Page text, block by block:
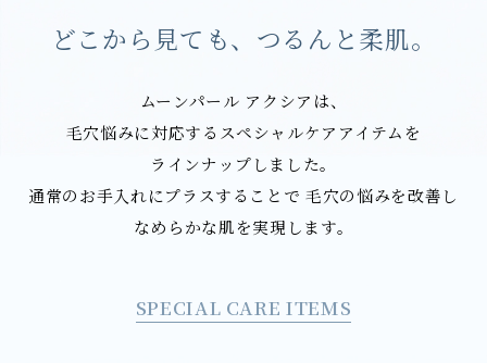
どこから見ても、つるんと柔肌。
ムーンパール アクシアは、
毛穴悩みに対応するスペシャルケアアイテムを
ラインナップしました。
通常のお手入れにプラスすることで 毛穴の悩みを改善し
なめらかな肌を実現します。
SPECIAL CARE ITEMS